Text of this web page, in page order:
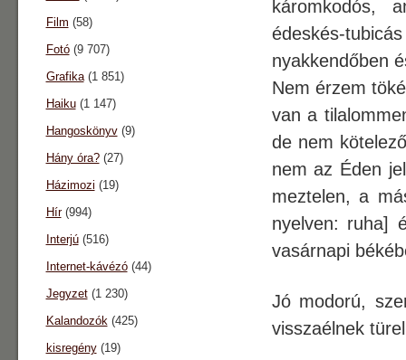
káromkodós,
édeskés-
nyakkendőben
Nem érzem
van a
de nem
nem az Éden
meztelen, a
nyelven: ruha]
vasárnapi
Jó modorú,
visszaélnek
Film (58)
Fotó(9 707)
Grafika(1 851)
Haiku(1 147)
Hangoskönyv(9)
Hány óra?(27)
Házimozi (19)
Hír(994)
Interjú(516)
Internet-kávézó(44)
Jegyzet(1 230)
Kalandozók(425)
kisregény(19)